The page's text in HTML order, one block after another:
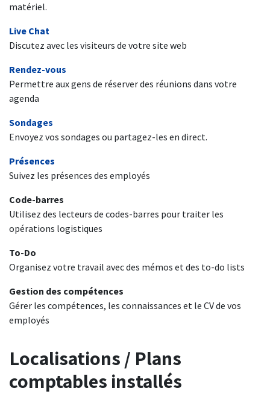
matériel.
Live Chat
Discutez avec les visiteurs de votre site web
Rendez-vous
Permettre aux gens de réserver des réunions dans votre
agenda
Sondages
Envoyez vos sondages ou partagez-les en direct.
Présences
Suivez les présences des employés
Code-barres
Utilisez des lecteurs de codes-barres pour traiter les
opérations logistiques
To-Do
Organisez votre travail avec des mémos et des to-do lists
Gestion des compétences
Gérer les compétences, les connaissances et le CV de vos
employés
Localisations / Plans
comptables installés